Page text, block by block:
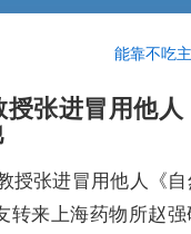
能靠不吃
张进冒用他人
授张进冒用他人《自
转来上海药物所赵